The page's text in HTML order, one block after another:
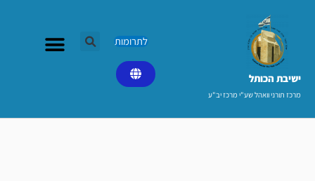
ישיבת הכותל​
מרכז תורני וואהל שע"י מרכז יב"ע
לתרומות